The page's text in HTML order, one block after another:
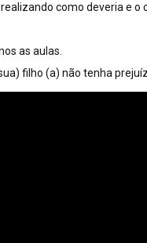
como deveria e o
as aulas.
filho (a) não tenha